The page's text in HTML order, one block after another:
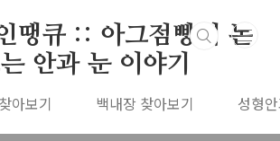
땡큐 :: 아그점빵의 논
안과 눈 이야기
아보기 백내장 찾아보기 성형